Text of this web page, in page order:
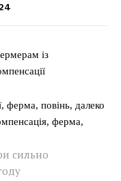
із
сильно